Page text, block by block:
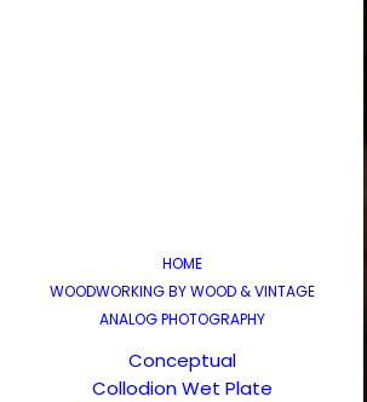
HOME
WOODWORKING BY WOOD & VINTAGE
ANALOG PHOTOGRAPHY
Conceptual
Collodion Wet Plate